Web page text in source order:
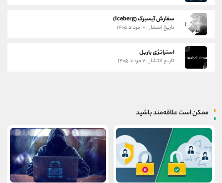
سفارش آیسبرگ (Iceberg)
تاریخ انتشار : ۱۰ مرداد ۱۴۰۵
استراتژی باربل
تاریخ انتشار : ۷ مرداد ۱۴۰۵
ممکن است علاقه‌مند باشید